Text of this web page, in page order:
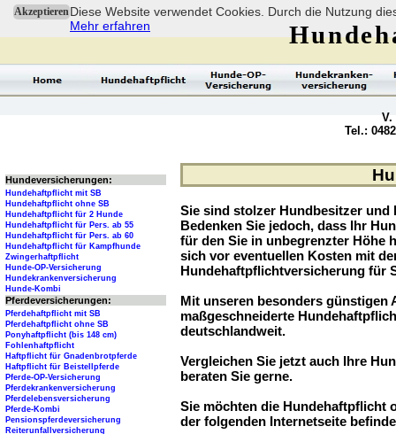
AkzeptierenDiese Website verwendet Cookies. Durch die Nutzung
Mehr erfahren
Sie sind stolzer Hundbesitzer und
Bedenken Sie jedoch, dass Ihr
für den Sie in unbegrenzter Höhe
sich vor eventuellen Kosten mit
Hundehaftpflichtversicherung für
Mit unseren besonders günstigen
maßgeschneiderte
deutschlandweit.
Vergleichen Sie jetzt auch Ihre
beraten Sie gerne.
Sie möchten die Hundehaftpflicht
der folgenden Internetseite
V.
Tel.:
Hundeversicherungen:
Hundehaftpflicht mit SB
Hundehaftpflicht ohne SB
Hundehaftpflicht für 2 Hunde
Hundehaftpflicht für Pers. ab 55
Hundehaftpflicht für Pers. ab 60
Hundehaftpflicht für Kampfhunde
Zwingerhaftpflicht
Hunde-OP-Versicherung
Hundekrankenversicherung
Hunde-Kombi
Pferdeversicherungen:
Pferdehaftpflicht mit SB
Pferdehaftpflicht ohne SB
Ponyhaftpflicht (bis 148 cm)
Fohlenhaftpflicht
Haftpflicht für Gnadenbrotpferde
Haftpflicht für Beistellpferde
Pferde-OP-Versicherung
Pferdekrankenversicherung
Pferdelebensversicherung
Pferde-Kombi
Pensionspferdeversicherung
Reiterunfallversicherung